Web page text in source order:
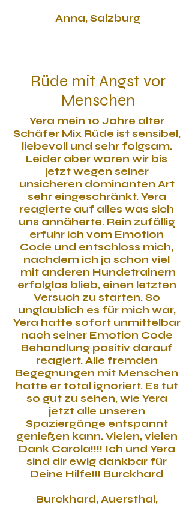
Anna, Salzburg
Rüde mit Angst vor
Menschen
Yera mein 10 Jahre alter
Schäfer Mix Rüde ist sensibel,
liebevoll und sehr folgsam.
Leider aber waren wir bis
jetzt wegen seiner
unsicheren dominanten Art
sehr eingeschränkt. Yera
reagierte auf alles was sich
uns annäherte. Rein zufällig
erfuhr ich vom Emotion
Code und entschloss mich,
nachdem ich ja schon viel
mit anderen Hundetrainern
erfolglos blieb, einen letzten
Versuch zu starten. So
unglaublich es für mich war,
Yera hatte sofort unmittelbar
nach seiner Emotion Code
Behandlung positiv darauf
reagiert. Alle fremden
Begegnungen mit Menschen
hatte er total ignoriert. Es tut
so gut zu sehen, wie Yera
jetzt alle unseren
Spaziergänge entspannt
genießen kann. Vielen, vielen
Dank Carola!!!! Ich und Yera
sind dir ewig dankbar für
Deine Hilfe!!! Burckhard
Burckhard, Auersthal,